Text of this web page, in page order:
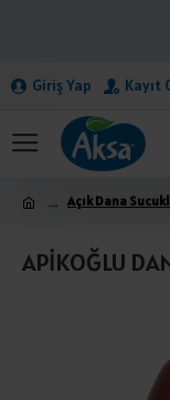
Giriş Yap Kayıt
Açık Dana
APİKOĞLU